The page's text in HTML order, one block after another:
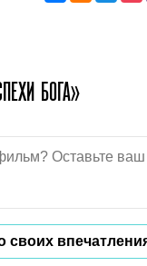
БОГА»
своих